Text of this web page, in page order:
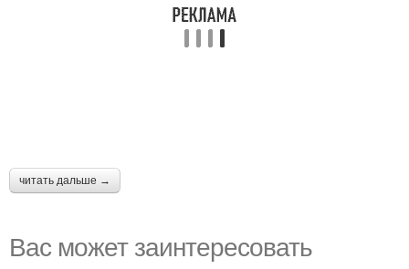
читать дальше →
Вас может заинтересовать